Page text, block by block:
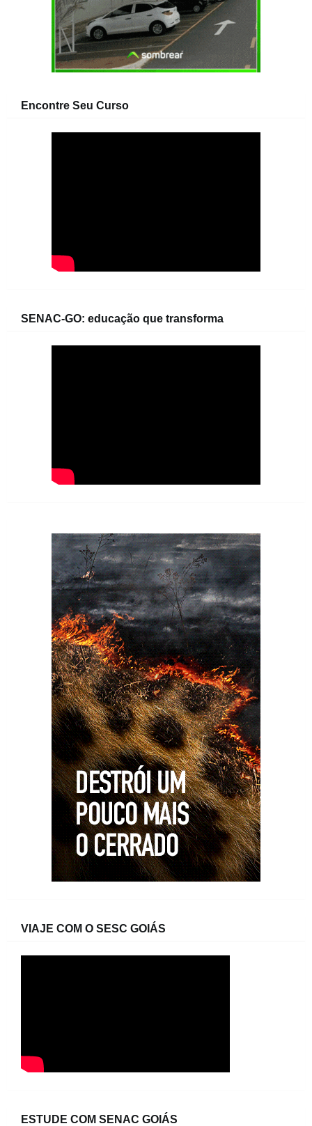
Encontre Seu Curso
SENAC-GO: educação que transforma
VIAJE COM O SESC GOIÁS
ESTUDE COM SENAC GOIÁS